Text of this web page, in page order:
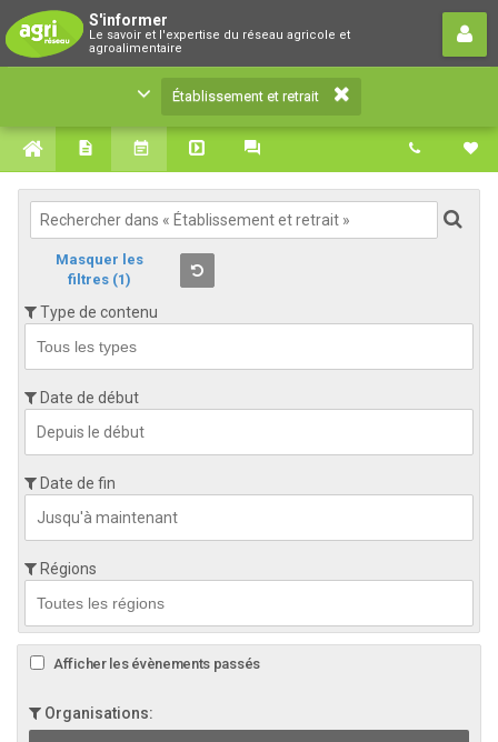
S'informer
Le savoir et l'expertise du réseau agricole et
agroalimentaire
Établissement et retrait
Le savoir et l'expertise du réseau agricole et
agroalimentaire
Établissement et retrait
Masquer les
filtres (1)
Type de contenu
Date de début
Date de fin
Régions
Afficher les évènements passés
Organisations: